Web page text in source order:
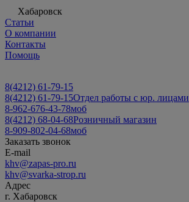
Хабаровск
Статьи
О компании
Контакты
Помощь
8(4212) 61-79-15
8(4212) 61-79-15Отдел работы с юр. лицами
8-962-676-43-78моб
8(4212) 68-04-68Розничный магазин
8-909-802-04-68моб
Заказать звонок
E-mail
khv@zapas-pro.ru
khv@svarka-strop.ru
Адрес
г. Хабаровск